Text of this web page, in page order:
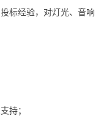
标经验，对灯光、音响
持；